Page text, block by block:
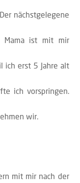
nächstgelegene
Mama ist mit mir
ich erst 5 Jahre alt
ich vorspringen.
wir.
mit mir nach der